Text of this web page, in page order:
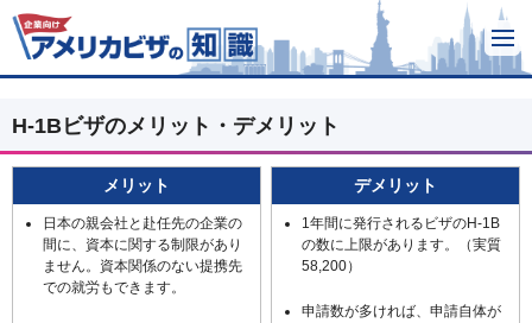
H-1Bビザのメリット・デメリット
メリット
日本の親会社と赴任先の企業の
間に、資本に関する制限があり
ません。資本関係のない提携先
での就労もできます。
デメリット
1年間に発行されるビザのH-1B
の数に上限があります。（実質
58,200）
申請数が多ければ、申請自体が